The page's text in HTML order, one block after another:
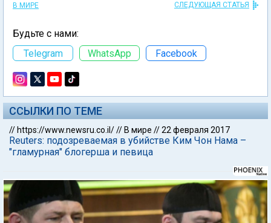
В МИРЕ СЛЕДУЮЩАЯ СТАТЬЯ
Будьте с нами:
Telegram
WhatsApp Facebook
ССЫЛКИ ПО ТЕМЕ
// https://www.newsru.co.il/// В мире //22 февраля 2017
Reuters: подозреваемая в убийстве Ким Чон Нама –
"гламурная" блогерша и певица